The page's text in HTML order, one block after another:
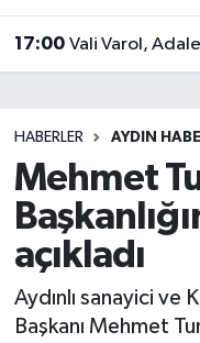
17:00 Vali Varol, Adalet
HABERLER AYDIN
Mehmet
açıkladı
Aydınlı sanayici ve
Başkanı Mehmet
Trafik Durumu
Son Dakika
Haber Arşivi